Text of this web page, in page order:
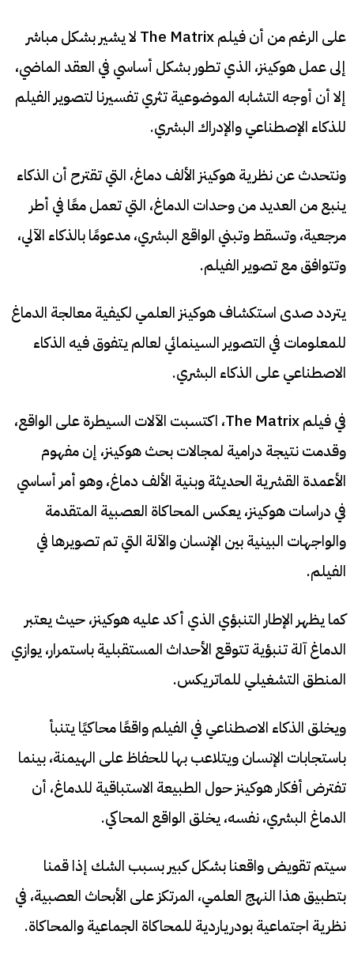
على الرغم من أن فيلم The Matrix لا يشير بشكل مباشر
إلى عمل هوكينز، الذي تطور بشكل أساسي في العقد الماضي،
إلا أن أوجه التشابه الموضوعية تثري تفسيرنا لتصوير الفيلم
للذكاء الإصطناعي والإدراك البشري.
ونتحدث عن نظرية هوكينز الألف دماغ، التي تقترح أن الذكاء
ينبع من العديد من وحدات الدماغ، التي تعمل معًا في أطر
مرجعية، وتسقط وتبني الواقع البشري، مدعومًا بالذكاء الآلي،
وتتوافق مع تصوير الفيلم.
يتردد صدى استكشاف هوكينز العلمي لكيفية معالجة الدماغ
للمعلومات في التصوير السينمائي لعالم يتفوق فيه الذكاء
الاصطناعي على الذكاء البشري.
في فيلم The Matrix، اكتسبت الآلات السيطرة على الواقع،
وقدمت نتيجة درامية لمجالات بحث هوكينز، إن مفهوم
الأعمدة القشرية الحديثة وبنية الألف دماغ، وهو أمر أساسي
في دراسات هوكينز، يعكس المحاكاة العصبية المتقدمة
والواجهات البينية بين الإنسان والآلة التي تم تصويرها في
الفيلم.
كما يظهر الإطار التنبؤي الذي أكد عليه هوكينز، حيث يعتبر
الدماغ آلة تنبؤية تتوقع الأحداث المستقبلية باستمرار، يوازي
المنطق التشغيلي للماتريكس.
ويخلق الذكاء الاصطناعي في الفيلم واقعًا محاكيًا يتنبأ
باستجابات الإنسان ويتلاعب بها للحفاظ على الهيمنة، بينما
تفترض أفكار هوكينز حول الطبيعة الاستباقية للدماغ، أن
الدماغ البشري، نفسه، يخلق الواقع المحاكي.
سيتم تقويض واقعنا بشكل كبير بسبب الشك إذا قمنا
بتطبيق هذا النهج العلمي، المرتكز على الأبحاث العصبية، في
نظرية اجتماعية بودرياردية للمحاكاة الجماعية والمحاكاة.